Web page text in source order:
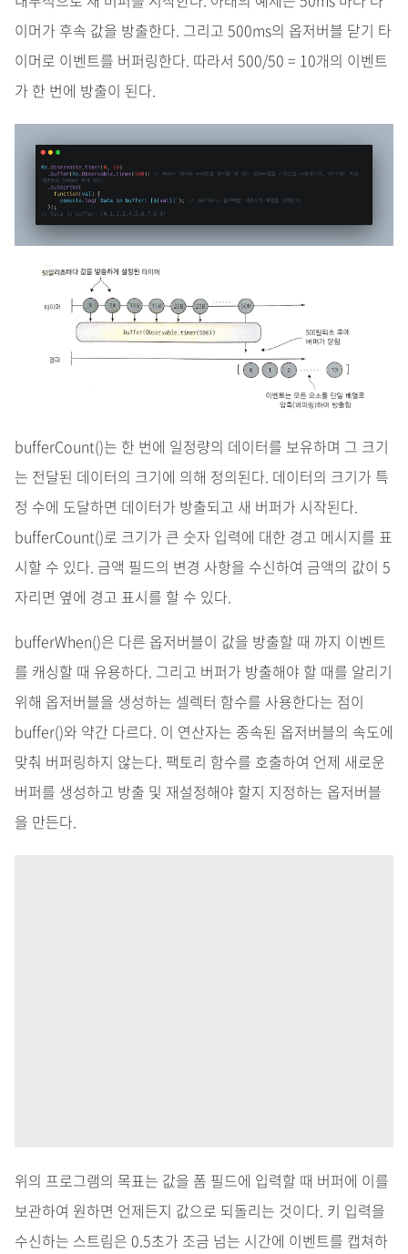
이머가 후속 값을 방출한다. 그리고 500ms의 옵저버블 닫기 타
이머로 이벤트를 버퍼링한다. 따라서 500/50 = 10개의 이벤트
가 한 번에 방출이 된다.
bufferCount()는 한 번에 일정량의 데이터를 보유하며 그 크기
는 전달된 데이터의 크기에 의해 정의된다. 데이터의 크기가 특
정 수에 도달하면 데이터가 방출되고 새 버퍼가 시작된다.
bufferCount()로 크기가 큰 숫자 입력에 대한 경고 메시지를 표
시할 수 있다. 금액 필드의 변경 사항을 수신하여 금액의 값이 5
자리면 옆에 경고 표시를 할 수 있다.
bufferWhen()은 다른 옵저버블이 값을 방출할 때 까지 이벤트
를 캐싱할 때 유용하다. 그리고 버퍼가 방출해야 할 때를 알리기
위해 옵저버블을 생성하는 셀렉터 함수를 사용한다는 점이
buffer()와 약간 다르다. 이 연산자는 종속된 옵저버블의 속도에
맞춰 버퍼링하지 않는다. 팩토리 함수를 호출하여 언제 새로운
버퍼를 생성하고 방출 및 재설정해야 할지 지정하는 옵저버블
을 만든다.
위의 프로그램의 목표는 값을 폼 필드에 입력할 때 버퍼에 이를
보관하여 원하면 언제든지 값으로 되돌리는 것이다. 키 입력을
수신하는 스트림은 0.5초가 조금 넘는 시간에 이벤트를 캡쳐하